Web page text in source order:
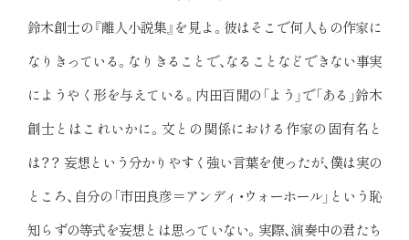
鈴木創士の『離人小説集』を見よ。彼はそこで何人もの作家に
なりきっている。なりきることで、なることなどできない事実
にようやく形を与えている。内田百閒の「よう」で「ある」鈴木
創士とはこれいかに。文との関係における作家の固有名と
は？？ 妄想という分かりやすく強い言葉を使ったが、僕は実の
ところ、自分の「市田良彦＝アンディ・ウォーホール」という恥
知らずの等式を妄想とは思っていない。実際、演奏中の君たち